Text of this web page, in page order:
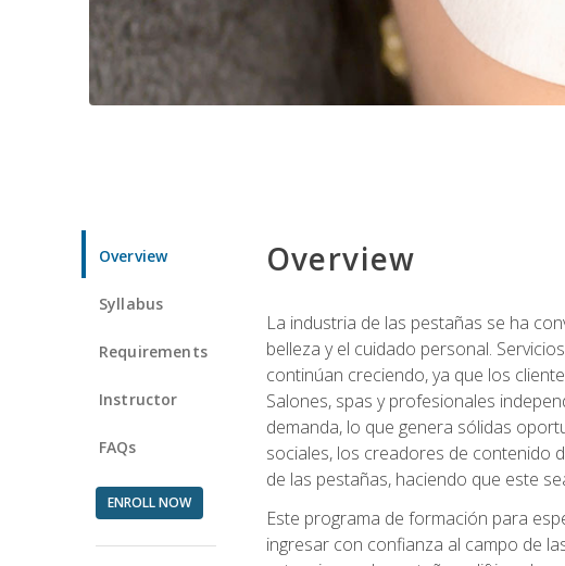
Overview
Syllabus
Requirements
Instructor
FAQs
ENROLL NOW
Overview
La industria de las pestañas se ha
belleza y el cuidado personal.
continúan creciendo, ya que los
Salones, spas y profesionales
demanda, lo que genera sólidas
sociales, los creadores de contenido
de las pestañas, haciendo que este
Este programa de formación para
ingresar con confianza al campo de